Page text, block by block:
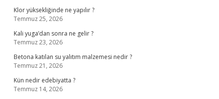
Klor yüksekliğinde ne yapılır ?
Temmuz 25, 2026
Kali yuga’dan sonra ne gelir ?
Temmuz 23, 2026
Betona katılan su yalıtım malzemesi nedir ?
Temmuz 21, 2026
Kün nedir edebiyatta ?
Temmuz 14, 2026